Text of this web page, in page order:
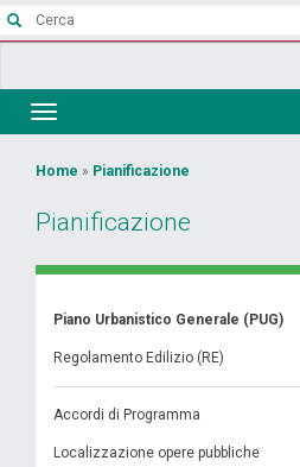
Salta
Toggle
navigation
Tu
sei
Home » Pianificazione
Pianificazione
Piano Urbanistico Generale (PUG)
Regolamento Edilizio (RE)
Accordi di Programma
Localizzazione opere pubbliche